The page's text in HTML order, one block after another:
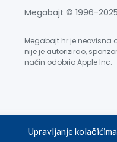
Upravljanje kolačićima
Megabajt © 1996-2025
Megabajt.hr je neovisna
nije je autorizirao,
način odobrio Apple Inc.
karaktera i podložne